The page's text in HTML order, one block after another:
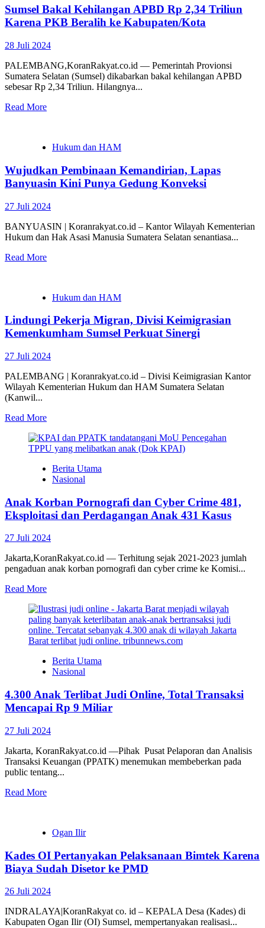
Sumsel Bakal Kehilangan APBD Rp 2,34 Triliun
Karena PKB Beralih ke Kabupaten/Kota
28 Juli 2024
PALEMBANG,KoranRakyat.co.id — Pemerintah Provionsi
Sumatera Selatan (Sumsel) dikabarkan bakal kehilangan APBD
sebesar Rp 2,34 Triliun. Hilangnya...
Read More
Hukum dan HAM
Wujudkan Pembinaan Kemandirian, Lapas
Banyuasin Kini Punya Gedung Konveksi
27 Juli 2024
BANYUASIN | Koranrakyat.co.id – Kantor Wilayah Kementerian
Hukum dan Hak Asasi Manusia Sumatera Selatan senantiasa...
Read More
Hukum dan HAM
Lindungi Pekerja Migran, Divisi Keimigrasian
Kemenkumham Sumsel Perkuat Sinergi
27 Juli 2024
PALEMBANG | Koranrakyat.co.id – Divisi Keimigrasian Kantor
Wilayah Kementerian Hukum dan HAM Sumatera Selatan
(Kanwil...
Read More
Berita Utama
Nasional
Anak Korban Pornografi dan Cyber Crime 481,
Eksploitasi dan Perdagangan Anak 431 Kasus
27 Juli 2024
Jakarta,KoranRakyat.co.id — Terhitung sejak 2021-2023 jumlah
pengaduan anak korban pornografi dan cyber crime ke Komisi...
Read More
Berita Utama
Nasional
4.300 Anak Terlibat Judi Online, Total Transaksi
Mencapai Rp 9 Miliar
27 Juli 2024
Jakarta, KoranRakyat.co.id —Pihak Pusat Pelaporan dan Analisis
Transaksi Keuangan (PPATK) menemukan membeberkan pada
public tentang...
Read More
Ogan Ilir
Kades OI Pertanyakan Pelaksanaan Bimtek Karena
Biaya Sudah Disetor ke PMD
26 Juli 2024
INDRALAYA|KoranRakyat co. id – KEPALA Desa (Kades) di
Kabupaten Ogan Ilir (OI) Sumsel, mempertanyakan realisasi...